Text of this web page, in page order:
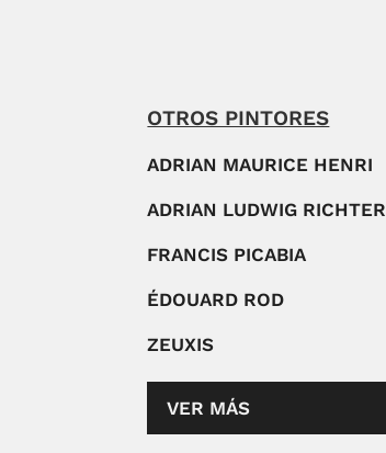
OTROS PINTORES
ADRIAN MAURICE HENRI
ADRIAN LUDWIG RICHTER
FRANCIS PICABIA
ÉDOUARD ROD
ZEUXIS
VER MÁS